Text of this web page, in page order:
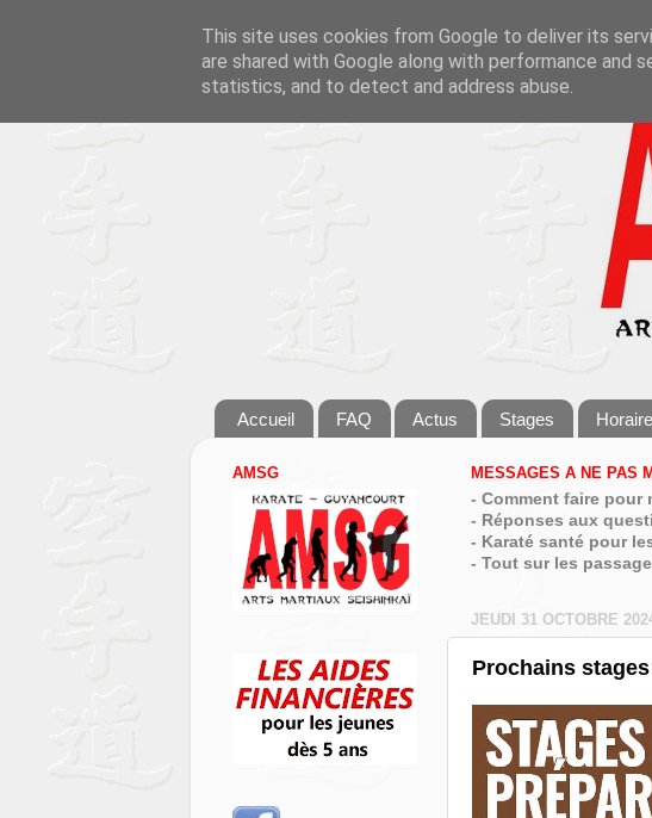
Accueil FAQ Actus Stages
MESSAGES A NE PAS
- Comment faire pour
- Réponses aux
- Karaté santé pour
- Tout sur les
JEUDI 31 OCTOBRE
Prochains
AMSG
This site uses cookies from Google to deliver its
are shared with Google along with performance and
statistics, and to detect and address abuse.